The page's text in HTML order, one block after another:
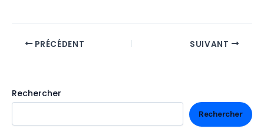
PRÉCÉDENT SUIVANT
Rechercher
Rechercher